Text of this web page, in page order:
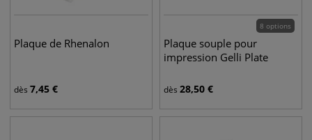
Plaque de Rhenalon
dès 7,45 €
8 options
Plaque souple pour
impression Gelli Plate
dès 28,50 €